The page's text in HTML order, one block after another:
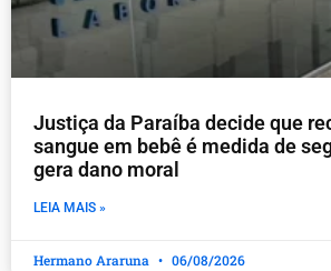
Justiça da Paraíba decide que
sangue em bebê é medida de
gera dano moral
LEIA MAIS »
Hermano Araruna 06/08/2026